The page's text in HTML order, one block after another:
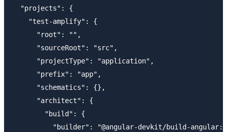
  "projects": {
    "test-amplify": {
      "root": "",
      "sourceRoot": "src",
      "projectType": "application",
      "prefix": "app",
      "schematics": {},
      "architect": {
        "build": {
"builder": "@angular-devkit/build-